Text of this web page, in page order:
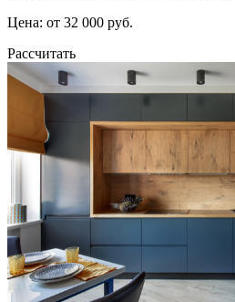
Цена: от 32 000 руб.
Рассчитать